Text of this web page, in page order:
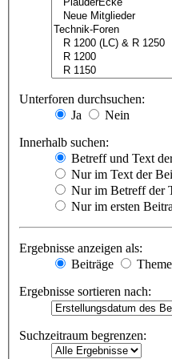
Unterforen durchsuchen:
Ja
Nein
Innerhalb suchen:
Betreff und Text
Nur im Text der
Nur im Betreff der
Nur im ersten
Ergebnisse anzeigen als:
Beiträge
Ergebnisse sortieren nach:
Suchzeitraum begrenzen: